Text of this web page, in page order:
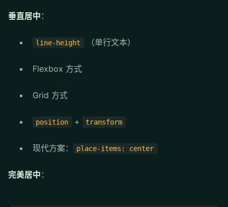
垂直居中 ：
line-height （单行文本）
Flexbox 方式
Grid 方式
position + transform
现代方案： place-items: center
完美居中 ：